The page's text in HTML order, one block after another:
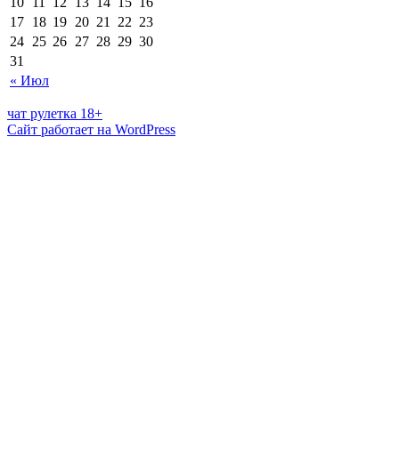
« Июл
17 18 19 20 21 22 23
24 25 26 27 28 29 30
31
чат рулетка 18+
Сайт работает на WordPress